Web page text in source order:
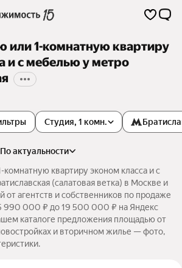
или 1-комнатную квартиру
и с мебелью у метро
Студия, 1 комн.
по актуальности
комнатную квартиру эконом класса и с
(салатовая ветка) в Москве и
агентств и собственников по продаже
990 000 ₽ до 19 500 000 ₽ на Яндекс
каталоге предложения площадью от
и вторичном жилье — фото,